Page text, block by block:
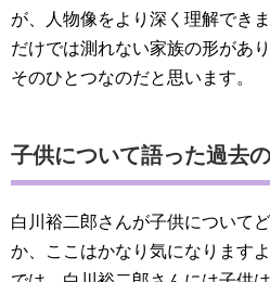
が、人物像をより深く理解でき
だけでは測れない家族の形があ
そのひとつなのだと思います。
子供について語った過去
白川裕二郎さんが子供について
か、ここはかなり気になります